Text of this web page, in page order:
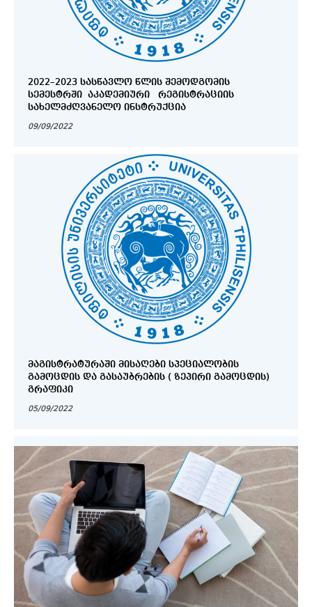
2022–2023 ᲡᲐᲡᲬᲐᲕᲚᲝ ᲬᲚᲘᲡ ᲨᲔᲛᲝᲓᲒᲝᲛᲘᲡ
ᲡᲔᲛᲔᲡᲢᲠᲨᲘ ᲐᲙᲐᲓᲔᲛᲘᲣᲠᲘ ᲠᲔᲒᲘᲡᲢᲠᲐᲪᲘᲘᲡ
ᲡᲐᲮᲔᲚᲛᲫᲦᲕᲐᲜᲔᲚᲝ ᲘᲜᲡᲢᲠᲣᲥᲪᲘᲐ
09/09/2022
ᲛᲐᲒᲘᲡᲢᲠᲐᲢᲣᲠᲐᲨᲘ ᲛᲘᲡᲐᲦᲔᲑᲘ ᲡᲞᲔᲪᲘᲐᲚᲝᲑᲘᲡ
ᲒᲐᲛᲝᲪᲓᲘᲡ ᲓᲐ ᲒᲐᲡᲐᲣᲑᲠᲔᲑᲘᲡ ( ᲖᲔᲞᲘᲠᲘ ᲒᲐᲛᲝᲪᲓᲘᲡ)
ᲒᲠᲐᲤᲘᲙᲘ
05/09/2022